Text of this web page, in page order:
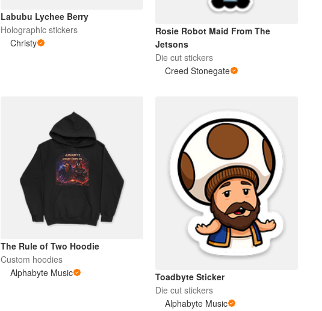
Labubu Lychee Berry
Holographic stickers
Christy
Rosie Robot Maid From The
Jetsons
Die cut stickers
Creed Stonegate
The Rule of Two Hoodie
Custom hoodies
Alphabyte Music
Toadbyte Sticker
Die cut stickers
Alphabyte Music